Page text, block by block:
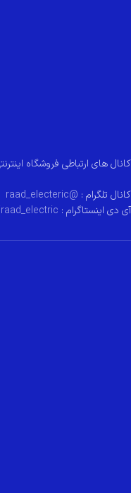
کانال های ارتباطی فروشگاه
کانال تلگرام : @raad_electeric
آی دی اینستاگرام :